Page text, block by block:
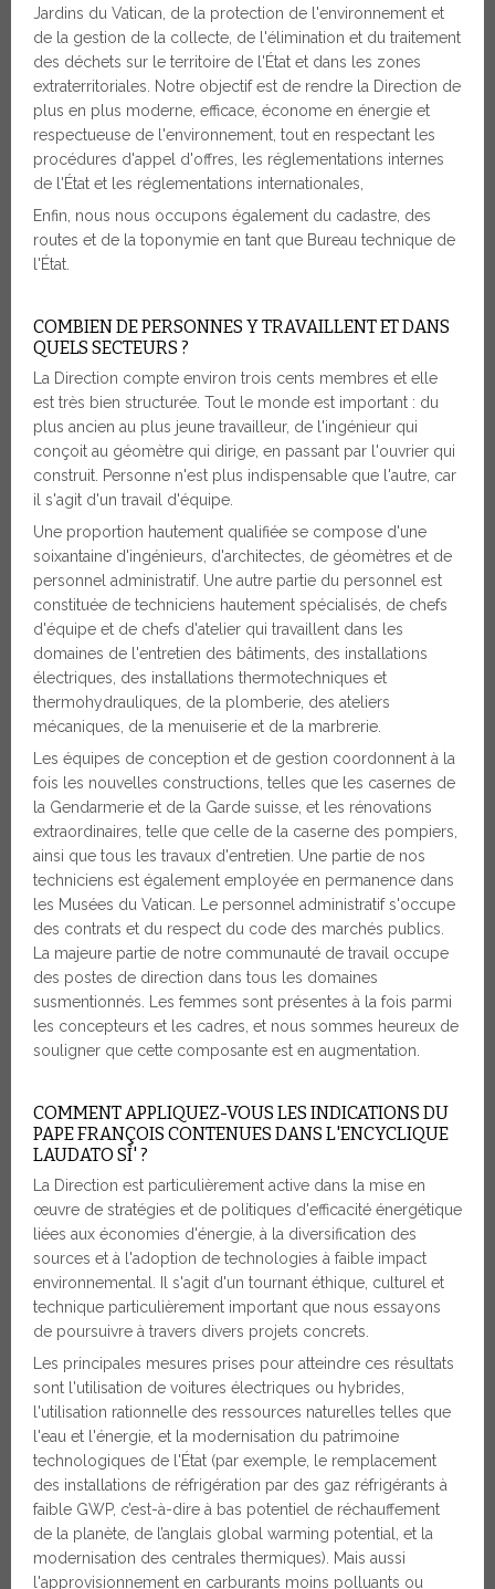
Jardins du Vatican, de la protection de l'environnement et
de la gestion de la collecte, de l'élimination et du traitement
des déchets sur le territoire de l'État et dans les zones
extraterritoriales. Notre objectif est de rendre la Direction de
plus en plus moderne, efficace, économe en énergie et
respectueuse de l'environnement, tout en respectant les
procédures d'appel d'offres, les réglementations internes
de l'État et les réglementations internationales,
Enfin, nous nous occupons également du cadastre, des
routes et de la toponymie en tant que Bureau technique de
l'État.
COMBIEN DE PERSONNES Y TRAVAILLENT ET DANS
QUELS SECTEURS ?
La Direction compte environ trois cents membres et elle
est très bien structurée. Tout le monde est important : du
plus ancien au plus jeune travailleur, de l'ingénieur qui
conçoit au géomètre qui dirige, en passant par l'ouvrier qui
construit. Personne n'est plus indispensable que l'autre, car
il s'agit d'un travail d'équipe.
Une proportion hautement qualifiée se compose d'une
soixantaine d'ingénieurs, d'architectes, de géomètres et de
personnel administratif. Une autre partie du personnel est
constituée de techniciens hautement spécialisés, de chefs
d'équipe et de chefs d'atelier qui travaillent dans les
domaines de l'entretien des bâtiments, des installations
électriques, des installations thermotechniques et
thermohydrauliques, de la plomberie, des ateliers
mécaniques, de la menuiserie et de la marbrerie.
Les équipes de conception et de gestion coordonnent à la
fois les nouvelles constructions, telles que les casernes de
la Gendarmerie et de la Garde suisse, et les rénovations
extraordinaires, telle que celle de la caserne des pompiers,
ainsi que tous les travaux d'entretien. Une partie de nos
techniciens est également employée en permanence dans
les Musées du Vatican. Le personnel administratif s'occupe
des contrats et du respect du code des marchés publics.
La majeure partie de notre communauté de travail occupe
des postes de direction dans tous les domaines
susmentionnés. Les femmes sont présentes à la fois parmi
les concepteurs et les cadres, et nous sommes heureux de
souligner que cette composante est en augmentation.
COMMENT APPLIQUEZ-VOUS LES INDICATIONS DU
PAPE FRANÇOIS CONTENUES DANS L'ENCYCLIQUE
LAUDATO SÌ' ?
La Direction est particulièrement active dans la mise en
œuvre de stratégies et de politiques d'efficacité énergétique
liées aux économies d'énergie, à la diversification des
sources et à l'adoption de technologies à faible impact
environnemental. Il s'agit d'un tournant éthique, culturel et
technique particulièrement important que nous essayons
de poursuivre à travers divers projets concrets.
Les principales mesures prises pour atteindre ces résultats
sont l'utilisation de voitures électriques ou hybrides,
l'utilisation rationnelle des ressources naturelles telles que
l'eau et l'énergie, et la modernisation du patrimoine
technologiques de l'État (par exemple, le remplacement
des installations de réfrigération par des gaz réfrigérants à
faible GWP, c’est-à-dire à bas potentiel de réchauffement
de la planète, de l’anglais global warming potential, et la
modernisation des centrales thermiques). Mais aussi
l'approvisionnement en carburants moins polluants ou